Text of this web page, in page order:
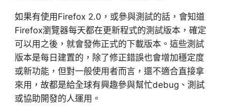
如果有使用Firefox 2.0，或參與測試的話，會知道
Firefox瀏覽器每天都在更新程式的測試版本，確定
可以用之後，就會發佈正式的下載版本。這些測試
版本是每日建置的，除了修正錯誤也會增加穩定度
或新功能，但對一般使用者而言，還不適合直接拿
來用，故都是給全球有興趣參與幫忙debug、測試
或協助開發的人運用。